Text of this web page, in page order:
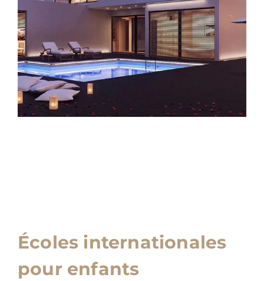
Écoles internationales
pour enfants